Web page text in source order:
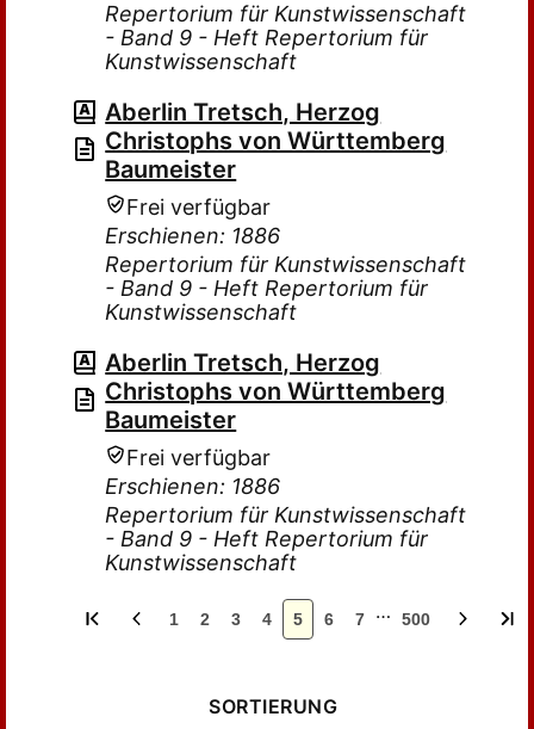
Repertorium für Kunstwissenschaft
- Band 9 - Heft Repertorium für
Kunstwissenschaft
Aberlin Tretsch, Herzog
Christophs von Württemberg
Baumeister
Frei verfügbar
Erschienen: 1886
Repertorium für Kunstwissenschaft
- Band 9 - Heft Repertorium für
Kunstwissenschaft
Aberlin Tretsch, Herzog
Christophs von Württemberg
Baumeister
Frei verfügbar
Erschienen: 1886
Repertorium für Kunstwissenschaft
- Band 9 - Heft Repertorium für
Kunstwissenschaft
1 2 3 4 5 6 7 … 500
SORTIERUNG